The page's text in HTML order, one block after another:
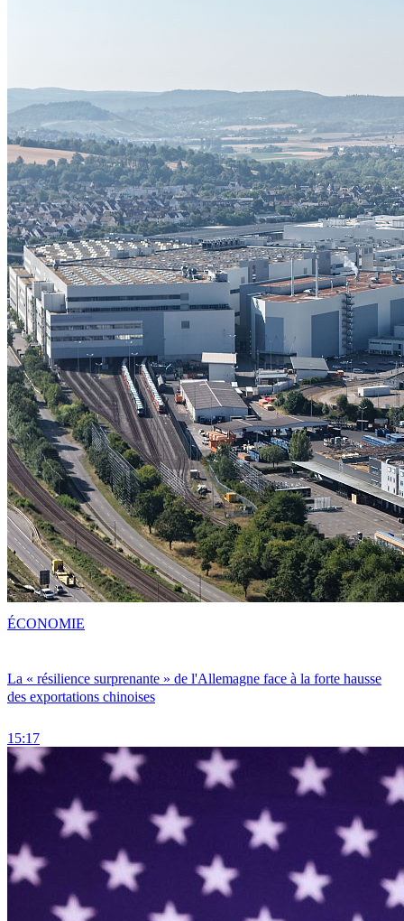
La « résilience surprenante » de l'Allemagne face à la forte hausse
des exportations chinoises
15:17
ÉCONOMIE